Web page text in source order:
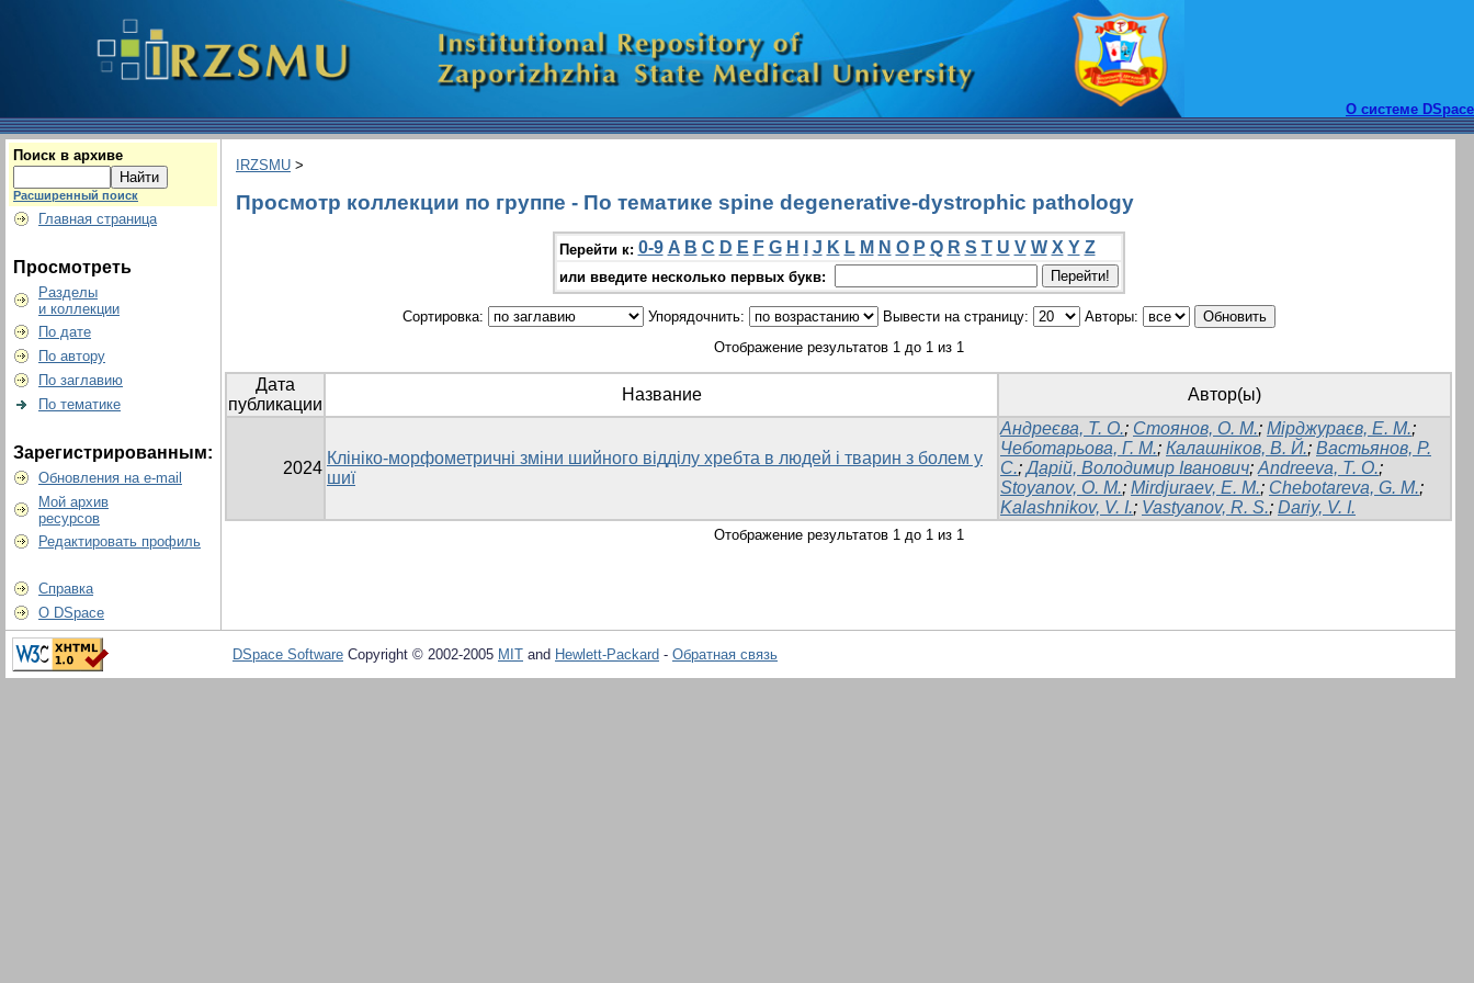
О системе DSpace
Поиск в архиве
Расширенный поиск
Главная страница
Просмотреть
Разделы
и коллекции
По дате
По автору
По заглавию
По тематике
Зарегистрированным:
Обновления на e-mail
Мой архив
ресурсов
Редактировать профиль
Справка
О DSpace
IRZSMU >
Просмотр коллекции по группе - По тематике spine degenerative-dystrophic pathology
Перейти к: 0-9 A B C D E F G H J K L M N O P Q R S T U V W X Y Z
или введите несколько первых букв:
Сортировка: Упорядочнить: Вывести на страницу:
Авторы:
Отображение результатов 1 до 1 из 1
Дата
публикации
Название Автор(ы)
2024
Клініко-морфометричні зміни шийного відділу хребта в людей і тварин з болем у
шиї
Андреєва, Т. О.; Стоянов, О. М.; Мірджураєв, Е. М.;
Чеботарьова, Г. М.; Калашніков, В. Й.; Вастьянов, Р.
С.;Дарій, Володимир Іванович; Andreeva, T. O.;
Stoyanov, O. M.; Mirdjuraev, E. M.; Chebotareva, G. M.;
Kalashnikov, V. I.; Vastyanov, R. S.; Dariy, V. I.
Отображение результатов 1 до 1 из 1
DSpace Software Copyright © 2002-2005 MIT and Hewlett-Packard - Обратная связь